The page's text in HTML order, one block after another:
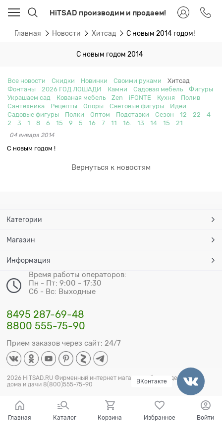
HiTSAD производим и продаем!
Главная Новости Хитсад С новым 2014 годом!
С новым годом 2014
Все новости Скидки Новинки Своими руками
Хитсад
Фонтаны
2026 ГОД ЛОШАДИ Камни Садовая мебель
Фигуры
Украшаем сад
Кованая мебель Zen iFONTE Кухня
Полив
Сантехника
Рецепты Опоры Световые фигуры
Идеи
Садовые фигуры
Полки Оптом Подставки Сезон 12 22
4
2
3 1 8 6 15 9 5 16 7 11 16. 13 14 15 21
04 января 2014
С новым годом !
Вернуться к новостям
Категории
Магазин
Информация
Время работы операторов:
Пн - Пт: 9:00 - 17:30
Сб - Вс: Выходные
8495 287-69-48
8800 555-75-90
Прием заказов через сайт: 24/7
2026 HiTSAD.RU Фирменный интернет магазин мебели и декора для
дома и дачи 8(800)555-75-90
Главная Каталог Корзина Избранное Войти
ВКонтакте